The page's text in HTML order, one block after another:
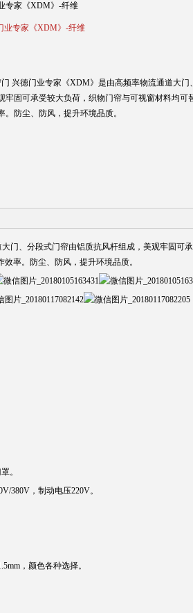
专家《XDM》-纤维
业专家《XDM》-纤维
兴德门业专家《XDM》是由高频率物流通道大门
牢固可承受较大负荷，织物门帘与可视窗材料均可
防尘、防风，提升环境品质。
门、分段式门帘由铝质抗风杆组成，美观牢固可
率。防尘、防风，提升环境品质。
。
380V，制动电压220V。
，颜色各种选择。